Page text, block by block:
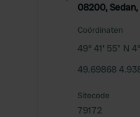
08200,
Coördinaten
49° 41' 55" N
49.69868
Sitecode
79172